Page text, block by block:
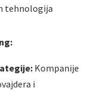
tehnologija
Kompanije
i